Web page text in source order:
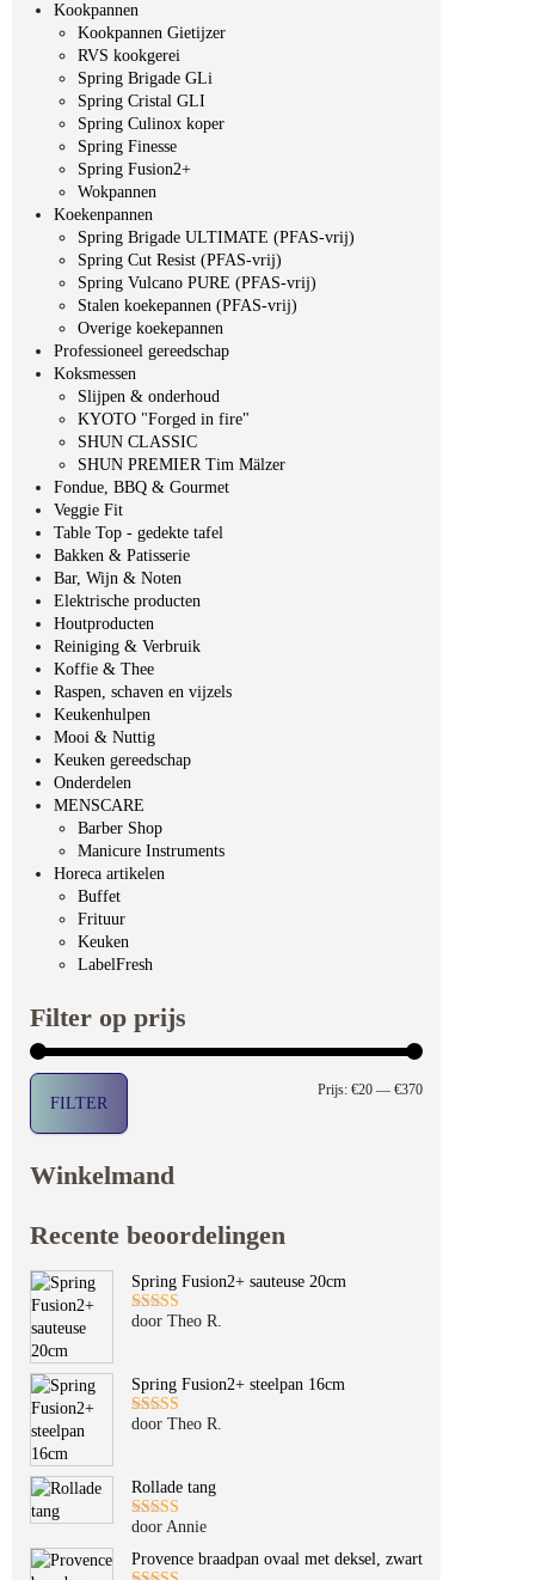
Kookpannen
Kookpannen Gietijzer
RVS kookgerei
Spring Brigade GLi
Spring Cristal GLI
Spring Culinox koper
Spring Finesse
Spring Fusion2+
Wokpannen
Koekenpannen
Spring Brigade ULTIMATE (PFAS-vrij)
Spring Cut Resist (PFAS-vrij)
Spring Vulcano PURE (PFAS-vrij)
Stalen koekepannen (PFAS-vrij)
Overige koekepannen
Professioneel gereedschap
Koksmessen
Slijpen & onderhoud
KYOTO "Forged in fire"
SHUN CLASSIC
SHUN PREMIER Tim Mälzer
Fondue, BBQ & Gourmet
Veggie Fit
Table Top - gedekte tafel
Bakken & Patisserie
Bar, Wijn & Noten
Elektrische producten
Houtproducten
Reiniging & Verbruik
Koffie & Thee
Raspen, schaven en vijzels
Keukenhulpen
Mooi & Nuttig
Keuken gereedschap
Onderdelen
MENSCARE
Barber Shop
Manicure Instruments
Horeca artikelen
Buffet
Frituur
Keuken
LabelFresh
Filter op prijs
Min. prijs
Max. prijs
FILTER
Prijs: €20 — €370
Winkelmand
Recente beoordelingen
Spring Fusion2+ sauteuse 20cm
Gewaardeerd
door Theo R.
Spring Fusion2+ steelpan 16cm
Gewaardeerd
door Theo R.
Rollade tang
Gewaardeerd
5
door Annie
Provence braadpan ovaal met deksel, zwart